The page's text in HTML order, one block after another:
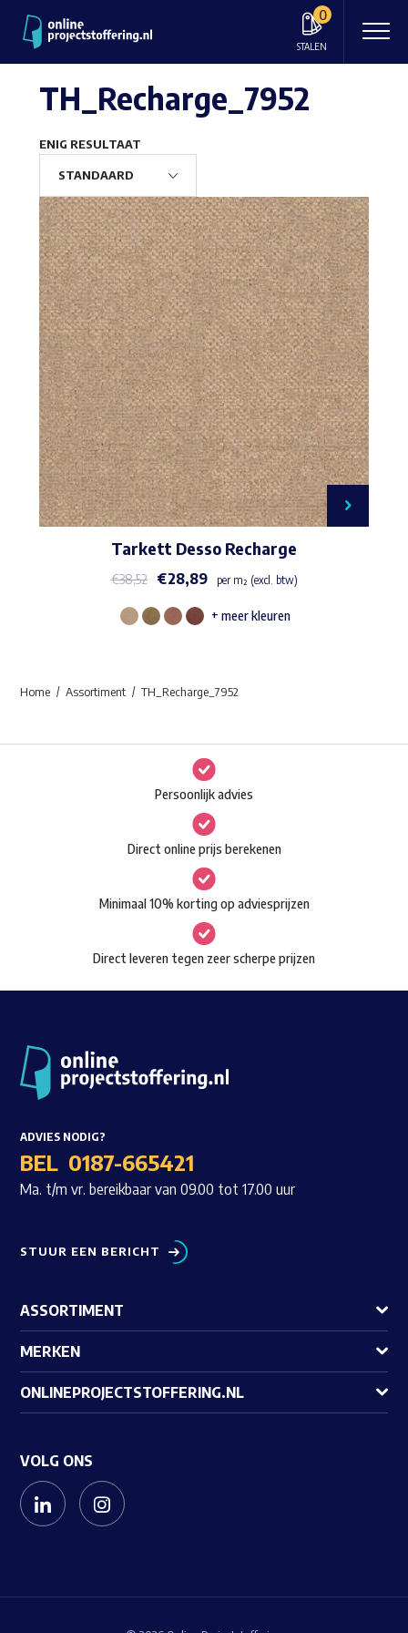
0
STALEN
Waar ben je naar op zoek?
TH_Recharge_7952
ENIG RESULTAAT
Tarkett Desso Recharge
€38,52 €28,89 per m² (excl. btw)
Dit
Deze
optie
kan
gekozen
worden
op
de
productpagina
+ meer kleuren
Home Assortiment TH_Recharge_7952
Persoonlijk advies
Direct online prijs berekenen
Minimaal 10% korting op adviesprijzen
Direct leveren tegen zeer scherpe prijzen
ADVIES NODIG?
BEL 0187-665421
Ma. t/m vr. bereikbaar van 09.00 tot 17.00 uur
STUUR EEN BERICHT
ASSORTIMENT
MERKEN
ONLINEPROJECTSTOFFERING.NL
VOLG ONS